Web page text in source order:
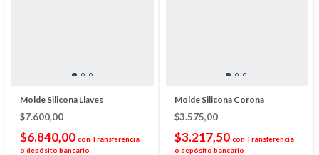
Molde Silicona Llaves
$7.600,00
$6.840,00 con Transferencia
o depósito bancario
Molde Silicona Corona
$3.575,00
$3.217,50 con Transferencia
o depósito bancario